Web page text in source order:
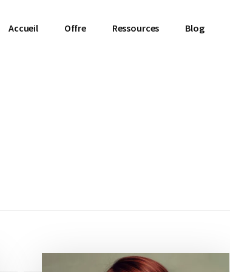
Accueil Offre Ressources Blog